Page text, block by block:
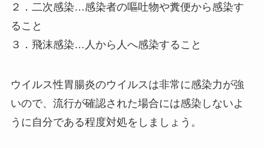
２．二次感染…感染者の嘔吐物や糞便から感染す
ること
３．飛沫感染…人から人へ感染すること
ウイルス性胃腸炎のウイルスは非常に感染力が強
いので、流行が確認された場合には感染しないよ
うに自分である程度対処をしましょう。